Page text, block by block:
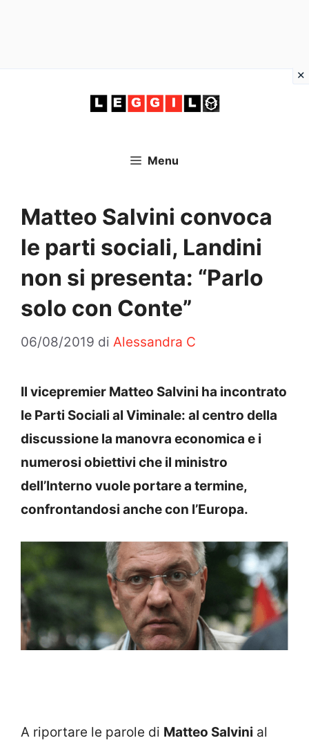
Menu
Matteo Salvini convoca
le parti sociali, Landini
non si presenta: “Parlo
solo con Conte”
06/08/2019 di Alessandra C
Il vicepremier Matteo Salvini ha incontrato
le Parti Sociali al Viminale: al centro della
discussione la manovra economica e i
numerosi obiettivi che il ministro
dell’Interno vuole portare a termine,
confrontandosi anche con l’Europa.
A riportare le parole di Matteo Salvini al